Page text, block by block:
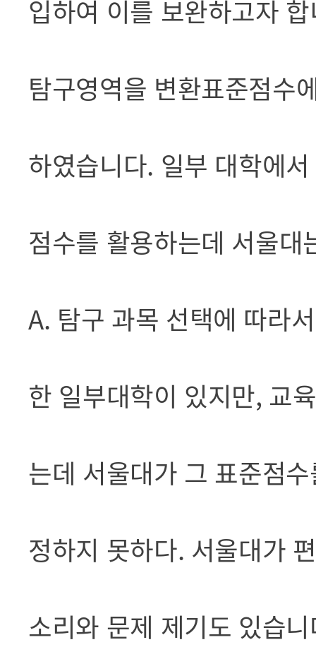
입하여 이를 보완하고자
탐구영역을 변환표준점수
하였습니다. 일부 대학에
점수를 활용하는데 서울대
A. 탐구 과목 선택에 따라
한 일부대학이 있지만, 교
는데 서울대가 그 표준점
정하지 못하다. 서울대가
소리와 문제 제기도 있습